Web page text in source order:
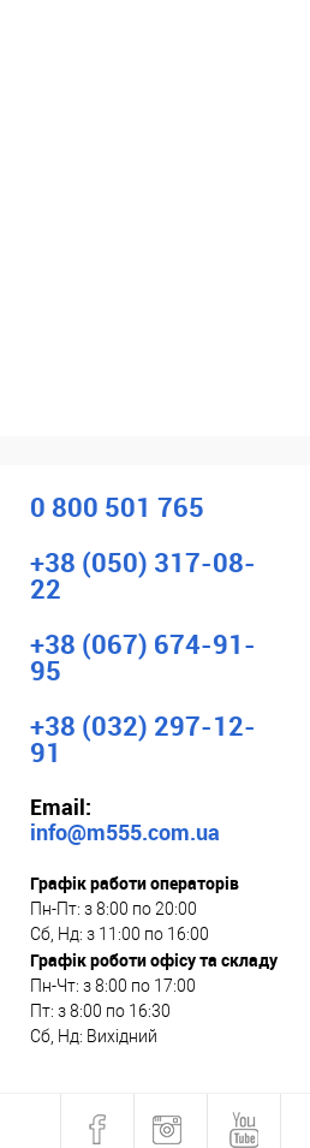
0 800 501 765
+38 (050) 317-08-
22
+38 (067) 674-91-
95
+38 (032) 297-12-
91
Email:
info@m555.com.ua
Графік работи операторів
Пн-Пт: з 8:00 по 20:00
Сб, Нд: з 11:00 по 16:00
Графік роботи офісу та складу
Пн-Чт: з 8:00 по 17:00
Пт: з 8:00 по 16:30
Сб, Нд: Вихідний